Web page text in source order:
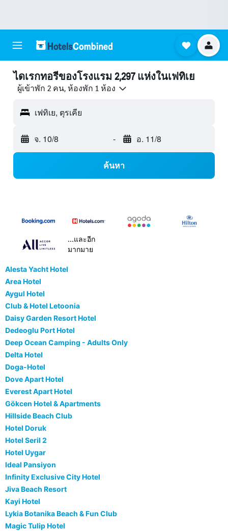
ไดเรกทอรีของโรงแรม 2,297 แห่งในเฟทิเย
ผู้เข้าพัก 2 คน, ห้องพัก 1 ห้อง
เฟทิเย, ตุรเคีย
จ. 10/8 - อ. 11/8
ค้นหา
...และอีก
มากมาย
Alesta Yacht Hotel
Area Hotel
Aygul Hotel
Club & Hotel Letoonia
Daisy Garden Resort Hotel
Dedeoglu Port Hotel
Deep Ocean Camping - Adults Only
Delta Hotel
Doga-Hotel
Dove Apart Hotel
Everest Apart Hotel
Gökcen Hotel & Apartments
Hillside Beach Club
Hotel Doruk
Hotel Seril 2
Hotel Uygar
Ideal Pansiyon
Infinity Exclusive City Hotel
Jiva Beach Resort
Kayi Hotel
Lykia Botanika Beach & Fun Club
Magic Tulip Hotel